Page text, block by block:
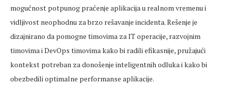
mogućnost potpunog praćenje aplikacija u realnom vremenu i
vidljivost neophodnu za brzo rešavanje incidenta. Rešenje je
dizajnirano da pomogne timovima za IT operacije, razvojnim
timovima i DevOps timovima kako bi radili efikasnije, pružajući
kontekst potreban za donošenje inteligentnih odluka i kako bi
obezbedili optimalne performanse aplikacije.